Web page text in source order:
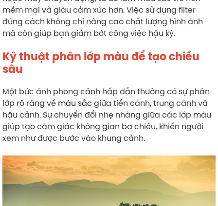
mềm mại và giàu cảm xúc hơn. Việc sử dụng filter
đúng cách không chỉ nâng cao chất lượng hình ảnh
mà còn giúp bạn giảm bớt công việc hậu kỳ.
Kỹ thuật phân lớp màu để tạo chiều
sâu
Một bức ảnh phong cảnh hấp dẫn thường có sự phân
lớp rõ ràng về màu sắc giữa tiền cảnh, trung cảnh và
hậu cảnh. Sự chuyển đổi nhẹ nhàng giữa các lớp màu
giúp tạo cảm giác không gian ba chiều, khiến người
xem như được bước vào khung cảnh.